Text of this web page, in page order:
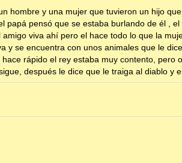
hombre y una mujer que tuvieron un hijo
papá pensó que se estaba burlando de él ,
viva ahí pero el hace todo lo que la
y se encuentra con unos animales que le
rápido el rey estaba muy contento,
después le dice que le traiga al diablo y